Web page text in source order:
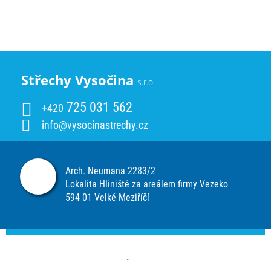
Střechy Vysočina s.r.o.
+420 725 031 562
info@vysocinastrechy.cz
Arch. Neumana 2283/2
Lokalita Hliniště za areálem firmy Vezeko
594 01 Velké Meziříčí